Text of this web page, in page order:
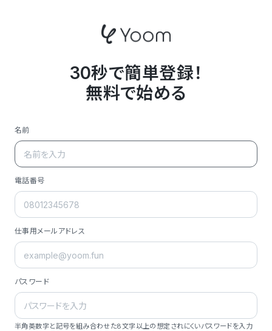
30秒で簡単登録！
無料で始める
名前
電話番号
仕事用メールアドレス
パスワード
半角英数字と記号を組み合わせた8文字以上の想定されにくいパスワードを入力